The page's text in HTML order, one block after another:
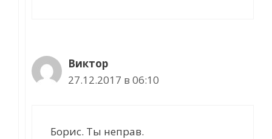
Виктор
27.12.2017 в 06:10
Борис. Ты неправ.